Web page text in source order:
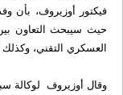
حيث سيبحث التعاون
العسكري التقني،